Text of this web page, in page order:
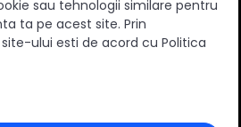
sau tehnologii similare pentru
ta pe acest site. Prin
esti de acord cu Politica